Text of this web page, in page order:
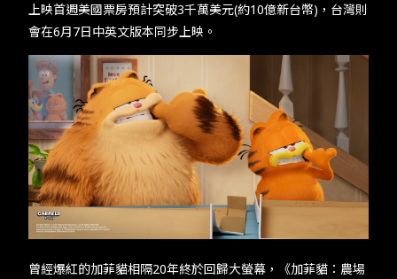
Contact Us
FAN EVENT
TW EN JP KR
上映首週美國票房預計突破3千萬美元(約10億新台幣)，台灣則
會在6月7日中英文版本同步上映。
曾經爆紅的加菲貓相隔20年終於回歸大螢幕，《加菲貓：農場